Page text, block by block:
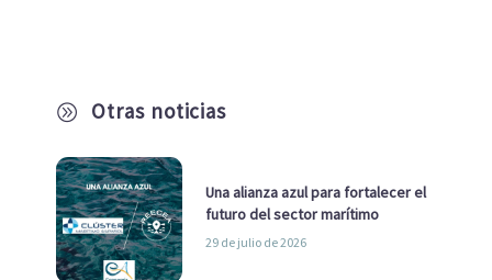
A Otras noticias
Una alianza azul para fortalecer el
futuro del sector marítimo
29 de julio de 2026